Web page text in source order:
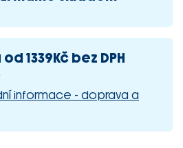
1339Kč bez DPH
informace - doprava a